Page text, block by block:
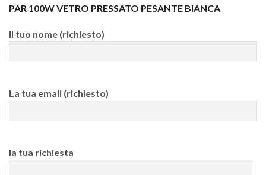
PAR 100W VETRO PRESSATO PESANTE BIANCA
Il tuo nome (richiesto)
La tua email (richiesto)
la tua richiesta